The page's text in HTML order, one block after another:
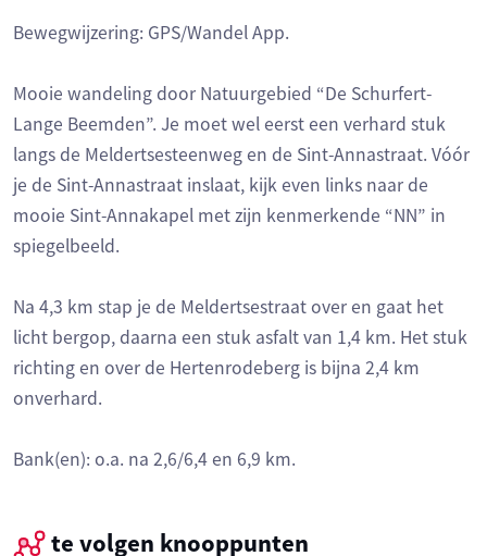
Bewegwijzering: GPS/Wandel App.
Mooie wandeling door Natuurgebied “De Schurfert-
Lange Beemden”. Je moet wel eerst een verhard stuk
langs de Meldertsesteenweg en de Sint-Annastraat. Vóór
je de Sint-Annastraat inslaat, kijk even links naar de
mooie Sint-Annakapel met zijn kenmerkende “NN” in
spiegelbeeld.
Na 4,3 km stap je de Meldertsestraat over en gaat het
licht bergop, daarna een stuk asfalt van 1,4 km. Het stuk
richting en over de Hertenrodeberg is bijna 2,4 km
onverhard.
Bank(en): o.a. na 2,6/6,4 en 6,9 km.
te volgen knooppunten